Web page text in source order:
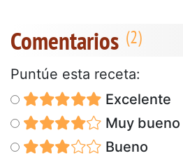
Comentarios
Puntúe esta receta:
Excelente
Muy bueno
Bueno